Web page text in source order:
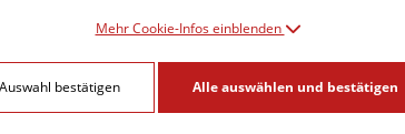
1 Stk. /
Mehr Cookie-Infos einblenden
Auswahl bestätigen Alle auswählen und bestätigen